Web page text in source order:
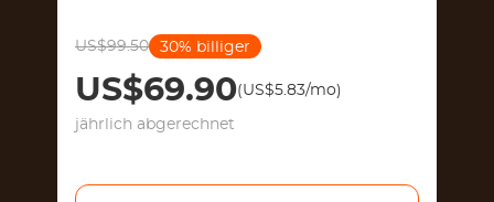
US$99.50 30% billiger
US$69.90(US$5.83/mo)
jährlich abgerechnet